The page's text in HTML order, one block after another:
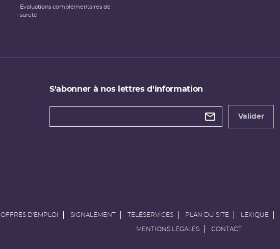
Évaluations complémentaires de
sûreté
S'abonner à nos lettres d'information
Types de
Valider
OFFRES D'EMPLOI SIGNALEMENT TÉLÉSERVICES PLAN DU SITE LEXIQUE
MENTIONS LÉGALES CONTACT